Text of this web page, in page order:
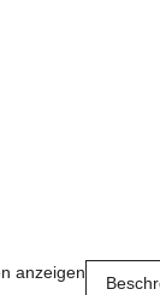
anzeigen